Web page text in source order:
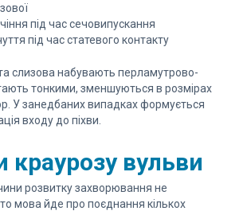
під час сечовипускання
під час статевого контакту
слизова набувають перламутрово-
тонкими, зменшуються в розмірах
У занедбаних випадках формується
входу до піхви.
краурозу вульви
розвитку захворювання не
мова йде про поєднання кількох